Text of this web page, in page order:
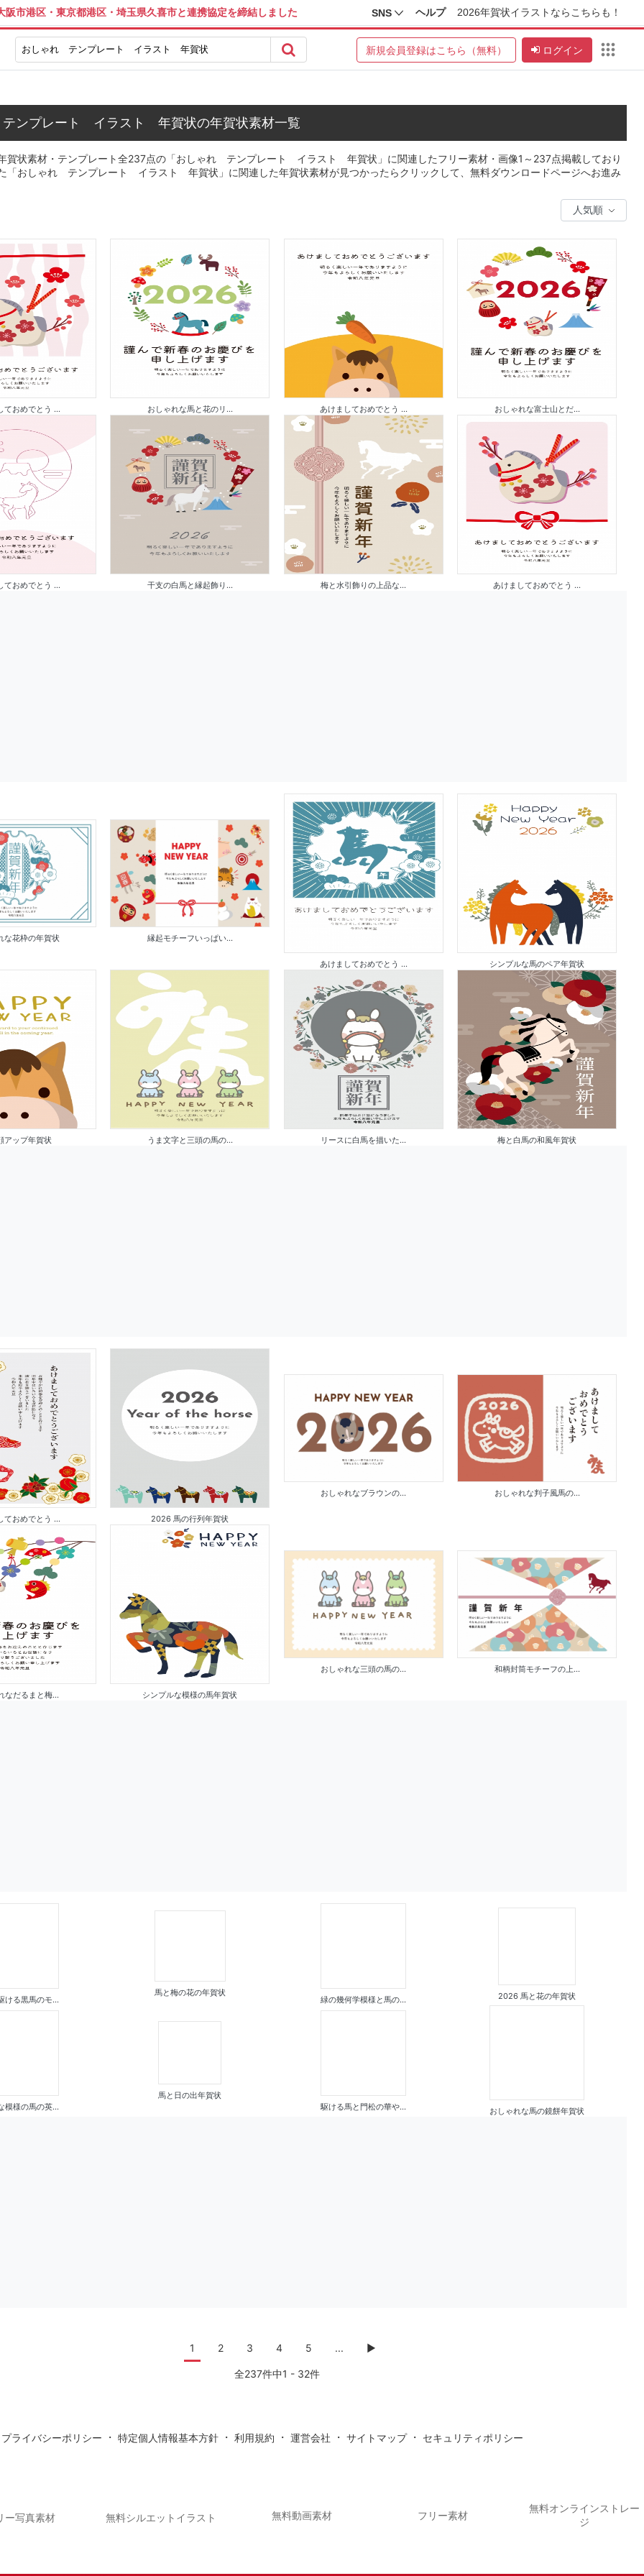
阪市港区・東京都港区・埼玉県久喜市と連携協定を締結しました SNS ヘルプ 2026年賀状イラストならこちらも！
新規会員登録はこちら（無料） ログイン
ンプレート イラスト 年賀状の年賀状素材一覧
賀状素材・テンプレート全237点の「おしゃれ テンプレート イラスト 年賀状」に関連したフリー素材・画像1～237点掲載しており
「おしゃれ テンプレート イラスト 年賀状」に関連した年賀状素材が見つかったらクリックして、無料ダウンロードページへお進み
ておめでとう ... おしゃれな馬と花のリ... あけましておめでとう ... おしゃれな富士山とだ...
ておめでとう ... 干支の白馬と縁起飾り... 梅と水引飾りの上品な... あけましておめでとう ...
な花枠の年賀状 縁起モチーフいっぱい...
あけましておめでとう ... シンプルな馬のペア年賀状
アップ年賀状 うま文字と三頭の馬の... リースに白馬を描いた... 梅と白馬の和風年賀状
ておめでとう ... 2026 馬の行列年賀状
おしゃれなブラウンの... おしゃれな判子風馬の...
なだるまと梅... シンプルな模様の馬年賀状
おしゃれな三頭の馬の... 和柄封筒モチーフの上...
ける黒馬のモ...
馬と梅の花の年賀状
緑の幾何学模様と馬の... 2026 馬と花の年賀状
模様の馬の英...
馬と日の出年賀状
駆ける馬と門松の華や...
おしゃれな馬の鏡餅年賀状
1 2 3 4 5 ... ▶
全237件中1 - 32件
プライバシーポリシー ・ 特定個人情報基本方針・ 利用規約 ・ 運営会社 ・ サイトマップ・ セキュリティポリシー
ー写真素材 無料シルエットイラスト 無料動画素材 フリー素材
無料オンラインストレー
ジ